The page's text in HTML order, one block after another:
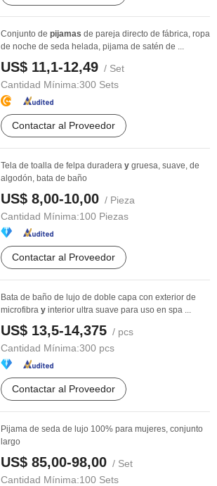
Conjunto de pijamas de pareja directo de fábrica, ropa
de noche de seda helada, pijama de satén de ...
US$ 11,1-12,49 / Set
Cantidad Mínima:300 Sets
Contactar al Proveedor
Tela de toalla de felpa duradera y gruesa, suave, de
algodón, bata de baño
US$ 8,00-10,00 / Pieza
Cantidad Mínima:100 Piezas
Contactar al Proveedor
Bata de baño de lujo de doble capa con exterior de
microfibra y interior ultra suave para uso en spa ...
US$ 13,5-14,375 / pcs
Cantidad Mínima:300 pcs
Contactar al Proveedor
Pijama de seda de lujo 100% para mujeres, conjunto
largo
US$ 85,00-98,00 / Set
Cantidad Mínima:100 Sets